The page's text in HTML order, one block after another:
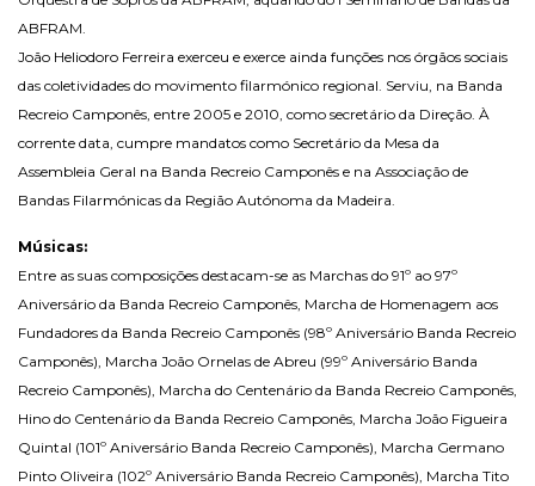
ABFRAM.
João Heliodoro Ferreira exerceu e exerce ainda funções nos órgãos sociais
das coletividades do movimento filarmónico regional. Serviu, na Banda
Recreio Camponês, entre 2005 e 2010, como secretário da Direção. À
corrente data, cumpre mandatos como Secretário da Mesa da
Assembleia Geral na Banda Recreio Camponês e na Associação de
Bandas Filarmónicas da Região Autónoma da Madeira.
Músicas:
Entre as suas composições destacam-se as Marchas do 91º ao 97º
Aniversário da Banda Recreio Camponês, Marcha de Homenagem aos
Fundadores da Banda Recreio Camponês (98º Aniversário Banda Recreio
Camponês), Marcha João Ornelas de Abreu (99º Aniversário Banda
Recreio Camponês), Marcha do Centenário da Banda Recreio Camponês,
Hino do Centenário da Banda Recreio Camponês, Marcha João Figueira
Quintal (101º Aniversário Banda Recreio Camponês), Marcha Germano
Pinto Oliveira (102º Aniversário Banda Recreio Camponês), Marcha Tito